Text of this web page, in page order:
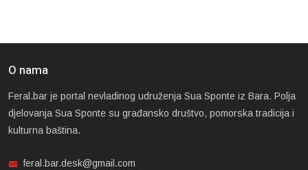
O nama
Feral.bar je portal nevladinog udruženja Sua Sponte iz Bara. Polja
djelovanja Sua Sponte su građansko društvo, pomorska tradicija i
kulturna baština.
feral.bar.desk@gmail.com